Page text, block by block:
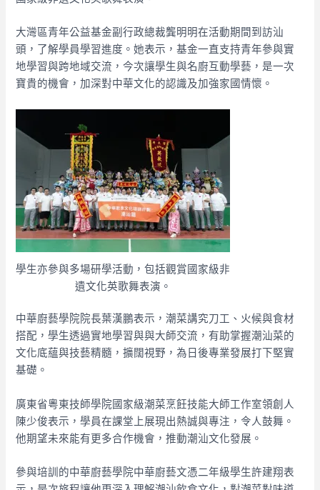
大灣區青年公益基金副行政總裁龔明明在活動期間到訪汕
頭，了解學員學習進度。她表示，基金一直支持青年參與實
地學習與跨地域交流，今次讓學生與名廚互動學藝，是一次
寶貴的機會，加深對中華文化的認識及加強家國情懷。
學生亦參與多場研學活動，包括觀賞國家級非
遺文化英歌舞表演。
中華廚藝學院院長葉漢鵬表示，潮菜講究刀工、火候與食材
搭配，學生透過實地學習與與大師交流，有助掌握潮汕菜的
文化底蘊與技藝精髓，擴闊視野，為日後專業發展打下堅實
基礎。
廣東省粵東技師學院國家級潮菜烹飪技能大師工作室領創人
陳少俊表示，學員在課堂上展現出熱誠與專注，令人鼓舞。
他期望未來能有更多合作機會，推動潮汕文化發展。
參與培訓的中華廚藝學院中華廚藝文憑二年級學生許建翔表